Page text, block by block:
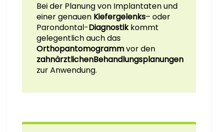
Bei der Planung von Implantaten und
einer genauen Kiefergelenks– oder
Parondontal-Diagnostikkommt
gelegentlich auch das
Orthopantomogrammvor den
zahnärztlichenBehandlungsplanungen
zur Anwendung.